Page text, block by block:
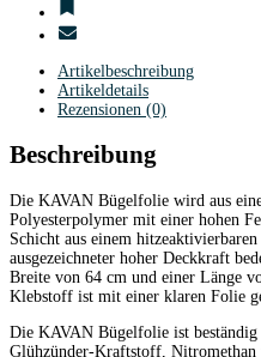
Artikelbeschreibung
Artikeldetails
Rezensionen (0)
Beschreibung
Die KAVAN Bügelfolie wird aus
Polyesterpolymer mit einer hohen
Schicht aus einem
ausgezeichneter hoher Deckkraft
Breite von 64 cm und einer Länge
Klebstoff ist mit einer klaren Folie
Die KAVAN Bügelfolie ist
Glühzünder-Kraftstoff, Nitromethan